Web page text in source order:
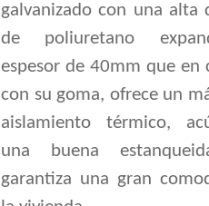
galvanizado con una alta
de poliuretano
espesor de 40mm que en
con su goma, ofrece un
aislamiento térmico,
una buena
garantiza una gran